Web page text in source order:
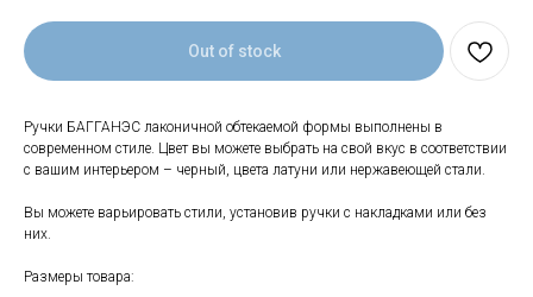
Out of stock
Ручки БАГГАНЭС лаконичной обтекаемой формы выполнены в
современном стиле. Цвет вы можете выбрать на свой вкус в соответствии
с вашим интерьером – черный, цвета латуни или нержавеющей стали.
Вы можете варьировать стили, установив ручки с накладками или без
них.
Размеры товара: